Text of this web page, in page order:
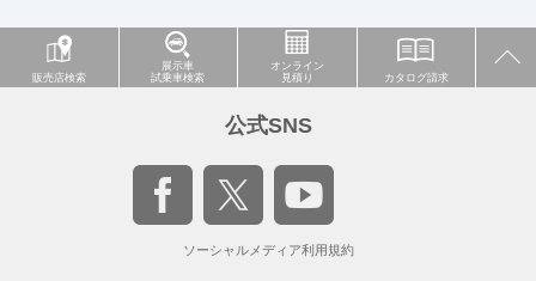
販売店検索
展示車
試乗車検索
オンライン
見積り
カタログ請求
公式SNS
ソーシャルメディア利用規約